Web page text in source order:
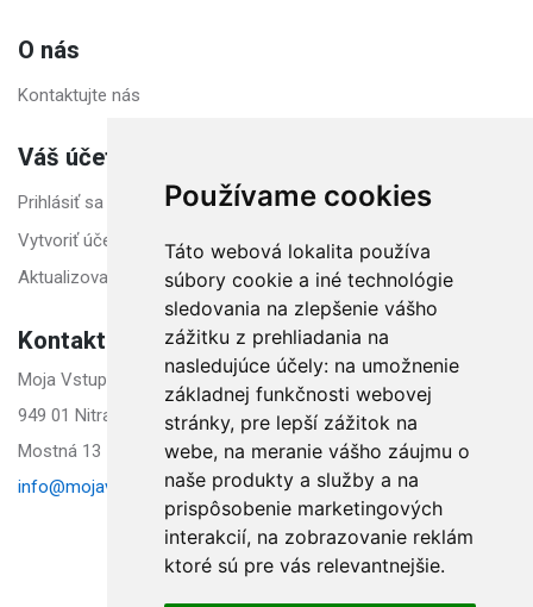
Používame cookies
Táto webová lokalita používa
súbory cookie a iné technológie
sledovania na zlepšenie vášho
zážitku z prehliadania na
nasledujúce účely: na umožnenie
základnej funkčnosti webovej
stránky, pre lepší zážitok na
webe, na meranie vášho záujmu o
naše produkty a služby a na
prispôsobenie marketingových
interakcií, na zobrazovanie reklám
ktoré sú pre vás relevantnejšie.
O nás
Kontaktujte nás
Váš účet
Prihlásiť sa
Vytvoriť účet
Aktualizovať nastavenia cookies
Kontakt
Moja Vstupenka s. r. o.
949 01 Nitra Slovensko
Mostná 13
info@mojavstupenka.sk